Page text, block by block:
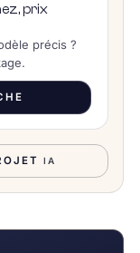
prix
précis ?
IA